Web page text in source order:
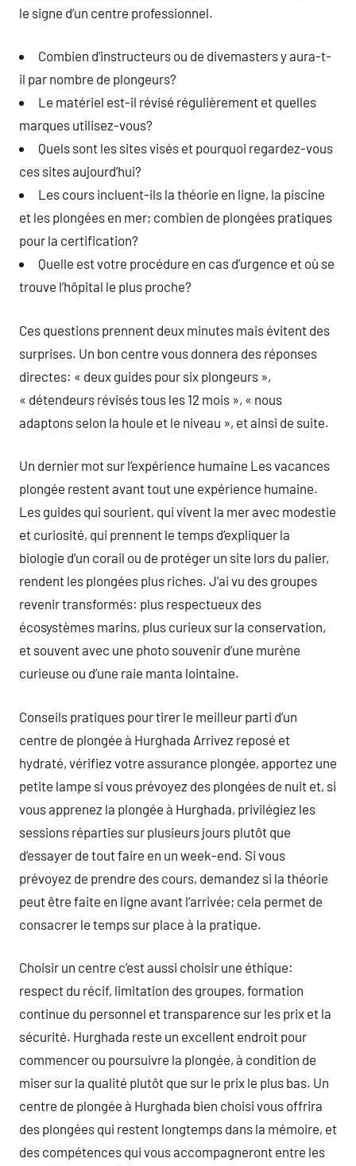
le signe d’un centre professionnel.
Combien d’instructeurs ou de divemasters y aura-t-
il par nombre de plongeurs?
Le matériel est-il révisé régulièrement et quelles
marques utilisez-vous?
Quels sont les sites visés et pourquoi regardez-vous
ces sites aujourd’hui?
Les cours incluent-ils la théorie en ligne, la piscine
et les plongées en mer; combien de plongées pratiques
pour la certification?
Quelle est votre procédure en cas d’urgence et où se
trouve l’hôpital le plus proche?
Ces questions prennent deux minutes mais évitent des
surprises. Un bon centre vous donnera des réponses
directes: « deux guides pour six plongeurs »,
« détendeurs révisés tous les 12 mois », « nous
adaptons selon la houle et le niveau », et ainsi de suite.
Un dernier mot sur l’expérience humaine Les vacances
plongée restent avant tout une expérience humaine.
Les guides qui sourient, qui vivent la mer avec modestie
et curiosité, qui prennent le temps d’expliquer la
biologie d’un corail ou de protéger un site lors du palier,
rendent les plongées plus riches. J’ai vu des groupes
revenir transformés: plus respectueux des
écosystèmes marins, plus curieux sur la conservation,
et souvent avec une photo souvenir d’une murène
curieuse ou d’une raie manta lointaine.
Conseils pratiques pour tirer le meilleur parti d’un
centre de plongée à Hurghada Arrivez reposé et
hydraté, vérifiez votre assurance plongée, apportez une
petite lampe si vous prévoyez des plongées de nuit et, si
vous apprenez la plongée à Hurghada, privilégiez les
sessions réparties sur plusieurs jours plutôt que
d’essayer de tout faire en un week-end. Si vous
prévoyez de prendre des cours, demandez si la théorie
peut être faite en ligne avant l’arrivée; cela permet de
consacrer le temps sur place à la pratique.
Choisir un centre c’est aussi choisir une éthique:
respect du récif, limitation des groupes, formation
continue du personnel et transparence sur les prix et la
sécurité. Hurghada reste un excellent endroit pour
commencer ou poursuivre la plongée, à condition de
miser sur la qualité plutôt que sur le prix le plus bas. Un
centre de plongée à Hurghada bien choisi vous offrira
des plongées qui restent longtemps dans la mémoire, et
des compétences qui vous accompagneront entre les